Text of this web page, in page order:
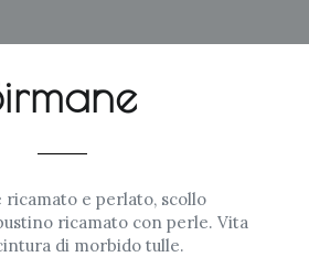
ricamato e perlato, scollo
ricamato con perle. Vita
di morbido tulle.